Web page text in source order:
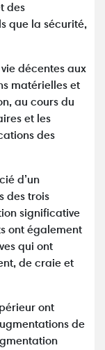
des
que la sécurité,
décentes aux
matérielles et
au cours du
et les
des
d’un
des trois
significative
ont également
qui ont
de craie et
ont
de